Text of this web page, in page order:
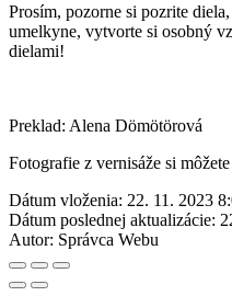
Prosím, pozorne si pozrite
umelkyne, vytvorte si osobný
dielami!
Preklad: Alena Dömötörová
Fotografie z vernisáže si
Dátum vloženia: 22. 11. 2023
Dátum poslednej aktualizácie:
Autor: Správca Webu